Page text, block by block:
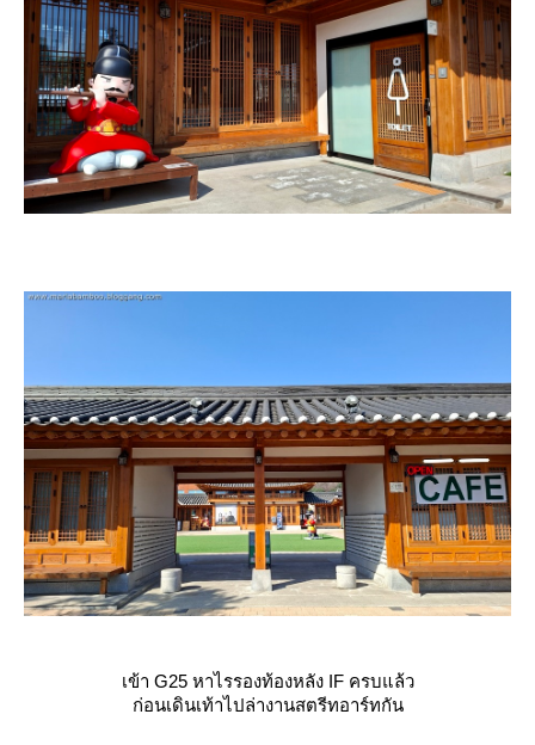
เข้า G25 หาไรรองท้องหลัง IF ครบแล้ว
ก่อนเดินเท้าไปล่างานสตรีทอาร์ทกัน